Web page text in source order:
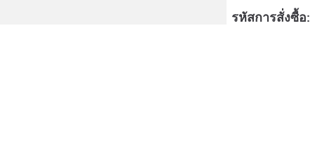
รหัสการสั่งซื้อ: